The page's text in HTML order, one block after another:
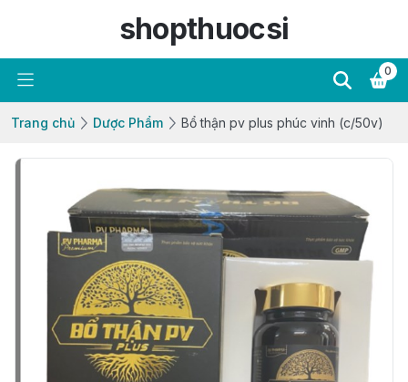
shopthuocsi
0
Trang chủ Dược Phẩm Bổ thận pv plus phúc vinh (c/50v)